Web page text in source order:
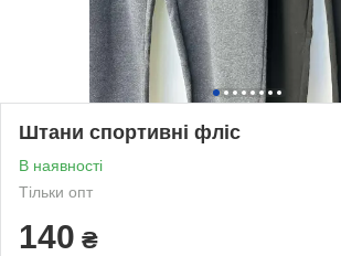
Штани спортивні фліс
В наявності
Тільки опт
140 ₴